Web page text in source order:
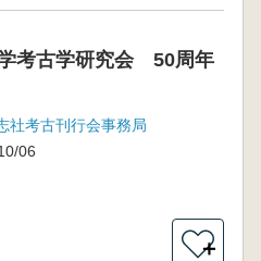
考古学研究会 50周年
社考古刊行会事務局
06
＋